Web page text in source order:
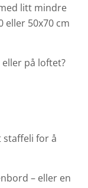
litt mindre
eller 50x70 cm
på loftet?
staffeli for å
– eller en